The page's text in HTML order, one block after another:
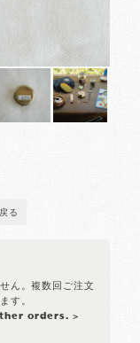
る
ん。複数回ご注文
す。
orders. >